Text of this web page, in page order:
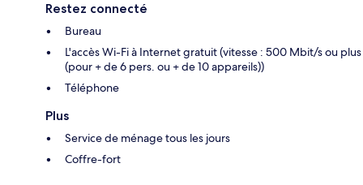
Restez connecté
Bureau
L'accès Wi-Fi à Internet gratuit (vitesse : 500 Mbit/s ou plus
(pour + de 6 pers. ou + de 10 appareils))
Téléphone
Plus
Service de ménage tous les jours
Coffre-fort